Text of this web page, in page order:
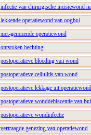
infectie van chirurgische incisiewond
lekkende operatiewond van oogbol
niet-genezende operatiewond
ontstoken hechting
postoperatieve bloeding van wond
postoperatieve cellulitis van wond
postoperatieve lekkage uit operatiewond
postoperatieve wonddehiscentie van
postoperatieve wondinfectie
vertraagde genezing van operatiewond